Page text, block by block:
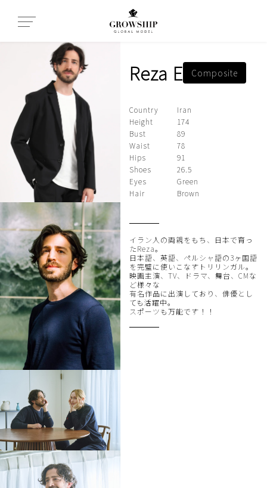
Reza E Composite
Country
Iran
Height
174
Bust
89
Waist
78
Hips
91
Shoes
26.5
Eyes
Green
Hair
Brown
イラン人の両親をもち、日本で育っ
たReza。
日本語、英語、ペルシャ語の3ヶ国語
を完璧に使いこなすトリリンガル。
映画主演、TV、ドラマ、舞台、CMな
ど様々な
有名作品に出演しており、俳優とし
ても活躍中。
スポーツも万能です！！